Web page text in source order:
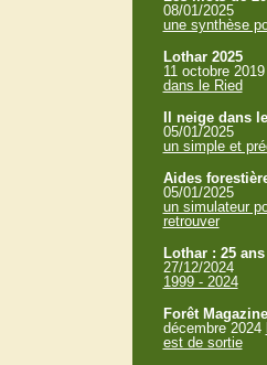
08/01/2025
une synthèse
Lothar 2025
11 octobre 2019
dans le Ried
Il neige dans
05/01/2025
un simple et
Aides
05/01/2025
un simulateur
retrouver
Lothar : 25
27/12/2024
1999 - 2024
Forêt Magazine
décembre 2024
est de sortie